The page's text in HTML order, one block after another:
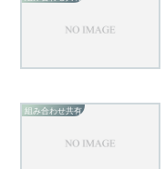
組み合わせ共有